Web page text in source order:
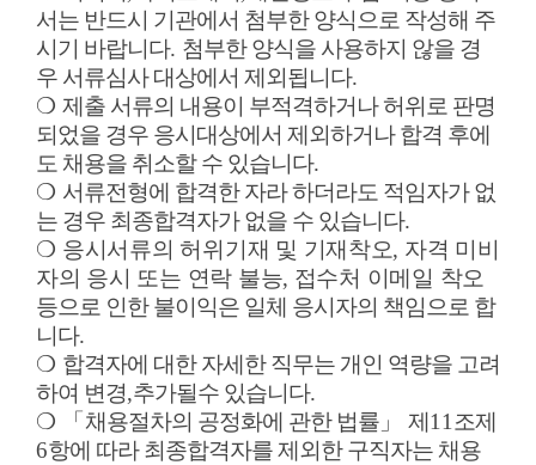
서는 반드시 기관에서 첨부한 양식으로 작성해 주
시기 바랍니다. 첨부한 양식을 사용하지 않을 경
우 서류심사 대상에서 제외됩니다.
❍ 제출 서류의 내용이 부적격하거나 허위로 판명
되었을 경우 응시대상에서 제외하거나 합격 후에
도 채용을 취소할 수 있습니다.
❍ 서류전형에 합격한 자라 하더라도 적임자가 없
는 경우 최종합격자가 없을 수 있습니다.
❍ 응시서류의 허위기재 및 기재착오, 자격 미비
자의 응시 또는 연락 불능, 접수처 이메일 착오
등으로 인한 불이익은 일체 응시자의 책임으로 합
니다.
❍ 합격자에 대한 자세한 직무는 개인 역량을 고려
하여 변경,추가될수 있습니다.
❍ 「 채용절차의 공정화에 관한 법률 」 제 11조제
6항에 따라 최종합격자를 제외한 구직자는 채용